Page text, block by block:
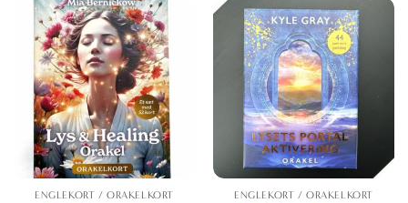
ENGLEKORT / ORAKELKORT ENGLEKORT / ORAKELKORT